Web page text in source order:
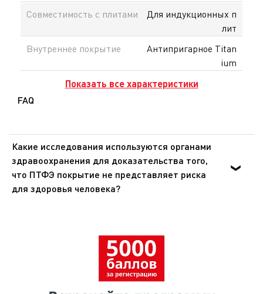
Совместимость с плитами
Для индукционных п
лит
Внутреннее покрытие
Антипригарное Titan
ium
Показать все характеристики
FAQ
Какие исследования используются органами
здравоохранения для доказательства того,
что ПТФЭ покрытие не представляет риска
для здоровья человека?
попадании внутрь. Эти же органы подтвердили, что
покрытия из ПТФЭ не представляют опасности для
здоровья при использовании в посуде для